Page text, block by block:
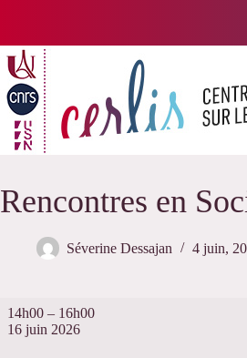
Rencontres en
Séverine Dessajan 4 juin,
Rencontres
en
Sociologie
14h00 – 16h00
16 juin 2026